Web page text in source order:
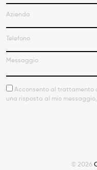
Acconsento al trattamento
una risposta al mio
© 2026